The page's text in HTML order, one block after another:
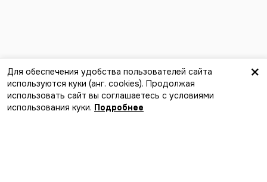
Найти компанию
Лучший способ найти события,
×
Для обеспечения удобства пользователей сайта
используются куки (анг. сookies). Продолжая
использовать сайт вы соглашаетесь с условиями
использования куки. Подробнее